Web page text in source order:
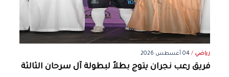
رياضي /04 أغسطس 2026
فريق رعب نجران يتوج بطلاً لبطولة آل سرحان الثالثة